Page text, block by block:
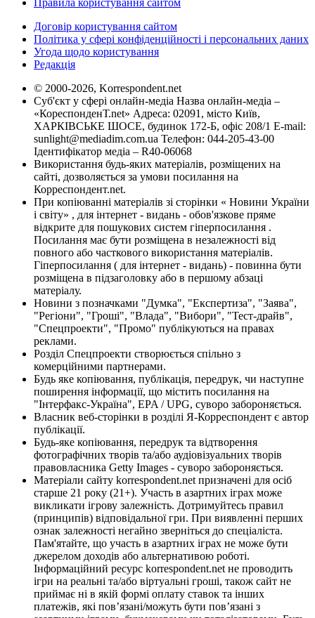
Договір користування сайтом
Політика у сфері конфіденційності і персональних даних
Угода щодо користування
Редакція
© 2000-2026, Korrespondent.net
Суб'єкт у сфері онлайн-медіа Назва онлайн-медіа –
«КореспонденТ.net» Адреса: 02091, місто Київ,
ХАРКІВСЬКЕ ШОСЕ, будинок 172-Б, офіс 208/1 E-mail:
sunlight@mediadim.com.ua Телефон: 044-205-43-00
Ідентифікатор медіа – R40-06068
Використання будь-яких матеріалів, розміщених на
сайті, дозволяється за умови посилання на
Корреспондент.net.
При копіюванні матеріалів зі сторінки « Новини України
і світу» , для інтернет - видань - обов'язкове пряме
відкрите для пошукових систем гіперпосилання .
Посилання має бути розміщена в незалежності від
повного або часткового використання матеріалів.
Гіперпосилання ( для інтернет - видань) - повинна бути
розміщена в підзаголовку або в першому абзаці
матеріалу.
Новини з позначками "Думка", "Експертиза", "Заява",
"Регіони", "Гроші", "Влада", "Вибори", "Тест-драйв",
"Спецпроекти", "Промо" публікуються на правах
реклами.
Розділ Спецпроекти створюється спільно з
комерційними партнерами.
Будь яке копіювання, публікація, передрук, чи наступне
поширення інформації, що містить посилання на
"Інтерфакс-Україна", EPA / UPG, суворо забороняється.
Власник веб-сторінки в розділі Я-Корреспондент є автор
публікації.
Будь-яке копіювання, передрук та відтворення
фотографічних творів та/або аудіовізуальних творів
правовласника Getty Images - суворо забороняється.
Матеріали сайту korrespondent.net призначені для осіб
старше 21 року (21+). Участь в азартних іграх може
викликати ігрову залежність. Дотримуйтесь правил
(принципів) відповідальної гри. При виявленні перших
ознак залежності негайно зверніться до спеціаліста.
Пам'ятайте, що участь в азартних іграх не може бути
джерелом доходів або альтернативою роботі.
Інформаційний ресурс korrespondent.net не проводить
ігри на реальні та/або віртуальні гроші, також сайт не
приймає ні в якій формі оплату ставок та інших
платежів, які пов’язані/можуть бути пов’язані з